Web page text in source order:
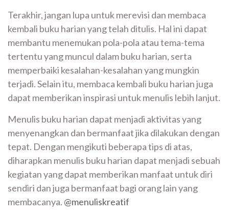
Terakhir, jangan lupa untuk merevisi dan membaca
kembali buku harian yang telah ditulis. Hal ini dapat
membantu menemukan pola-pola atau tema-tema
tertentu yang muncul dalam buku harian, serta
memperbaiki kesalahan-kesalahan yang mungkin
terjadi. Selain itu, membaca kembali buku harian juga
dapat memberikan inspirasi untuk menulis lebih lanjut.
Menulis buku harian dapat menjadi aktivitas yang
menyenangkan dan bermanfaat jika dilakukan dengan
tepat. Dengan mengikuti beberapa tips di atas,
diharapkan menulis buku harian dapat menjadi sebuah
kegiatan yang dapat memberikan manfaat untuk diri
sendiri dan juga bermanfaat bagi orang lain yang
membacanya. @menuliskreatif